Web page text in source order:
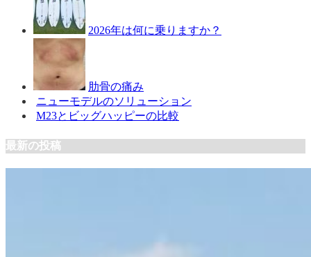
2026年は何に乗りますか？
肋骨の痛み
ニューモデルのソリューション
M23とビッグハッピーの比較
最新の投稿